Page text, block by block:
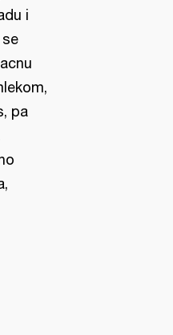
i
pa